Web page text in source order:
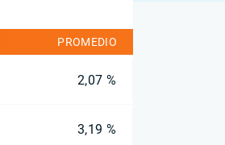
PROMEDIO
2,07 %
3,19 %